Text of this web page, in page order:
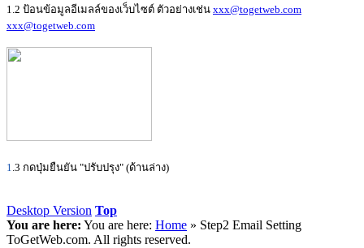
1.2 ป้อนข้อมูลอีเมลล์ของเว็บไซต์ ตัวอย่างเช่น xxx@togetweb.com
xxx@togetweb.com
1.3 กดปุ่มยืนยัน "ปรับปรุง" (ด้านล่าง)
Desktop Version Top
You are here: You are here: Home » Step2 Email Setting
ToGetWeb.com. All rights reserved.